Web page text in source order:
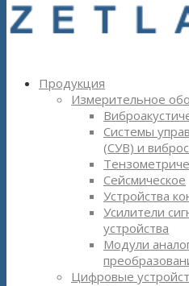
Продукция
Измерительное
Системы
(СУВ) и
Сейсмическое
Устройства
Усилители
устройства
Модули
Цифровые